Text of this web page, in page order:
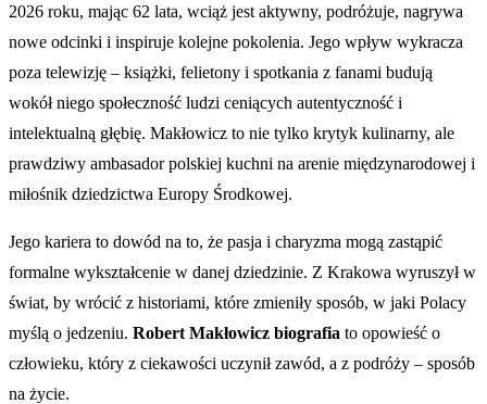
2026 roku, mając 62 lata, wciąż jest aktywny, podróżuje, nagrywa
nowe odcinki i inspiruje kolejne pokolenia. Jego wpływ wykracza
poza telewizję – książki, felietony i spotkania z fanami budują
wokół niego społeczność ludzi ceniących autentyczność i
intelektualną głębię. Makłowicz to nie tylko krytyk kulinarny, ale
prawdziwy ambasador polskiej kuchni na arenie międzynarodowej i
miłośnik dziedzictwa Europy Środkowej.
Jego kariera to dowód na to, że pasja i charyzma mogą zastąpić
formalne wykształcenie w danej dziedzinie. Z Krakowa wyruszył w
świat, by wrócić z historiami, które zmieniły sposób, w jaki Polacy
myślą o jedzeniu. Robert Makłowicz biografia to opowieść o
człowieku, który z ciekawości uczynił zawód, a z podróży – sposób
na życie.